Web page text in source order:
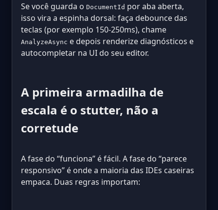
Se você guarda o DocumentId por aba aberta,
isso vira a espinha dorsal: faça debounce das
teclas (por exemplo 150-250ms), chame
AnalyzeAsync e depois renderize diagnósticos e
autocompletar na UI do seu editor.
A primeira armadilha de
escala é o stutter, não a
corretude
A fase do “funciona” é fácil. A fase do “parece
responsivo” é onde a maioria das IDEs caseiras
empaca. Duas regras importam: